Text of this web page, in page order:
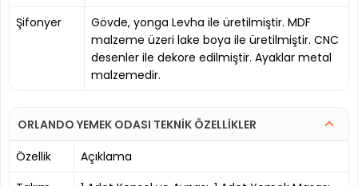
Şifonyer
Gövde, yonga Levha ile üretilmiştir. MDF
malzeme üzeri lake boya ile üretilmiştir. CNC
desenler ile dekore edilmiştir. Ayaklar metal
malzemedir.
ORLANDO YEMEK ODASI TEKNİK ÖZELLİKLER
Özellik
Açıklama